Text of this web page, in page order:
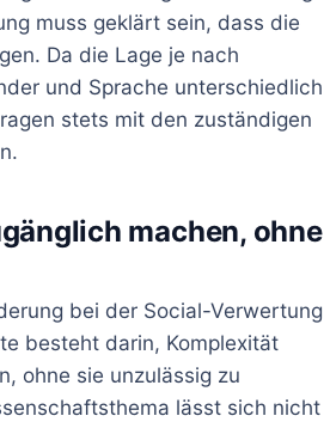
muss geklärt sein, dass die
Da die Lage je nach
und Sprache unterschiedlich
stets mit den zuständigen
machen, ohne
bei der Social-Verwertung
besteht darin, Komplexität
ohne sie unzulässig zu
lässt sich nicht